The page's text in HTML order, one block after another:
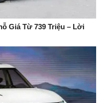
Giá Từ 739 Triệu – Lời